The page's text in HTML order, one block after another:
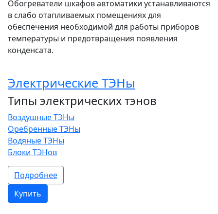
Обогреватели шкафов автоматики устанавливаются
в слабо отапливаемых помещениях для
обеспечения необходимой для работы приборов
температуры и предотвращения появления
конденсата.
Электрические ТЭНы
Типы электрических тэнов
Воздушные ТЭНы
Оребренные ТЭНы
Водяные ТЭНы
Блоки ТЭНов
Подробнее
Купить